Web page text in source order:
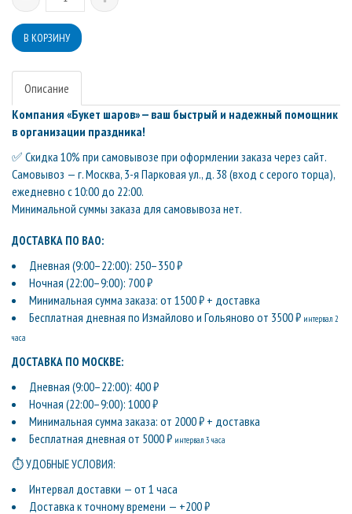
Описание
Компания «Букет шаров» — ваш быстрый и надежный помощник
в организации праздника!
✅ Скидка 10% при самовывозе при оформлении заказа через сайт.
Самовывоз — г. Москва, 3-я Парковая ул., д. 38 (вход с серого торца),
ежедневно с 10:00 до 22:00.
Минимальной суммы заказа для самовывоза нет.
ДОСТАВКА ПО ВАО:
Дневная (9:00–22:00): 250–350 ₽
Ночная (22:00–9:00): 700 ₽
Минимальная сумма заказа: от 1500 ₽ + доставка
Бесплатная дневная по Измайлово и Гольяново от 3500 ₽ интервал 2
часа
ДОСТАВКА ПО МОСКВЕ:
Дневная (9:00–22:00): 400 ₽
Ночная (22:00–9:00): 1000 ₽
Минимальная сумма заказа: от 2000 ₽ + доставка
Бесплатная дневная от 5000 ₽ интервал 3 часа
⏱ УДОБНЫЕ УСЛОВИЯ:
Интервал доставки — от 1 часа
Доставка к точному времени — +200 ₽